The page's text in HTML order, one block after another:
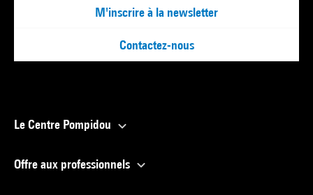
M'inscrire à la newsletter
Contactez-nous
Le Centre Pompidou
Offre aux professionnels